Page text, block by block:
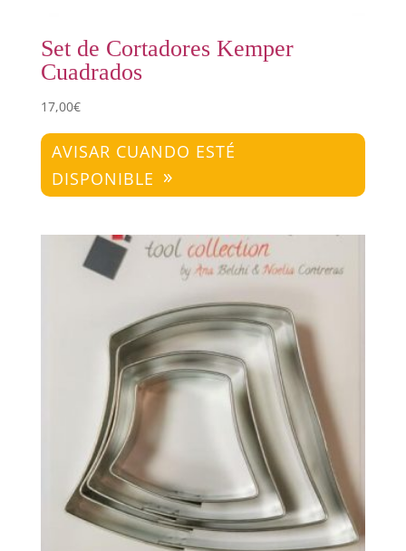
Set de Cortadores Kemper
Cuadrados
17,00€
AVISAR CUANDO ESTÉ
DISPONIBLE